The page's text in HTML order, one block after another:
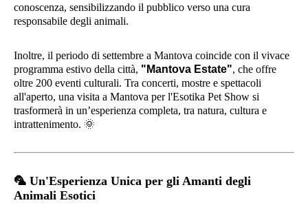
conoscenza, sensibilizzando il pubblico verso una cura
responsabile degli animali.
Inoltre, il periodo di settembre a Mantova coincide con il vivace
programma estivo della città, "Mantova Estate", che offre
oltre 200 eventi culturali. Tra concerti, mostre e spettacoli
all'aperto, una visita a Mantova per l'Esotika Pet Show si
trasformerà in un’esperienza completa, tra natura, cultura e
intrattenimento. 🌞
🦜 Un'Esperienza Unica per gli Amanti degli
Animali Esotici